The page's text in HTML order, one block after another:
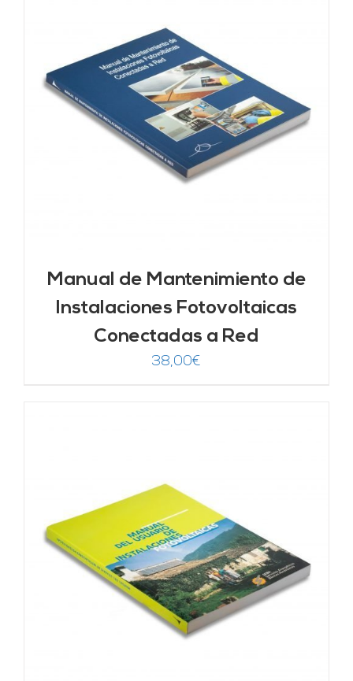
Manual de Mantenimiento de
Instalaciones Fotovoltaicas
Conectadas a Red
38,00€